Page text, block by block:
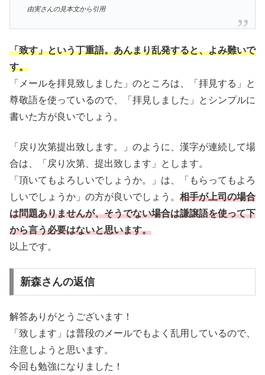
由実さんの見本文から引用
「致す」という丁重語。あんまり乱発すると、よみ難いで
す。
「メールを拝見致しました」のところは、「拝見する」と
尊敬語を使っているので、「拝見しました」とシンプルに
書いた方が良いでしょう。
「戻り次第提出致します。」のように、漢字が連続して場
合は、「戻り次第、提出致します」とします。
「頂いてもよろしいでしょうか。」は、「もらってもよろ
しいでしょうか」の方が良いでしょう。 相手が上司の場合
は問題ありませんが、そうでない場合は謙譲語を使って下
から言う必要はないと思います。
以上です。
新森さんの返信
解答ありがとうございます！
「致します」は普段のメールでもよく乱用しているので、
注意しようと思います。
今回も勉強になりました！